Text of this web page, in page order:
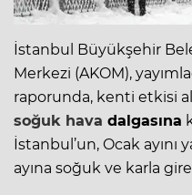
İstanbul Büyükşehir
Merkezi (AKOM),
raporunda, kenti etkisi
soğuk hava dalgasına
İstanbul’un, Ocak ayını
ayına soğuk ve karla